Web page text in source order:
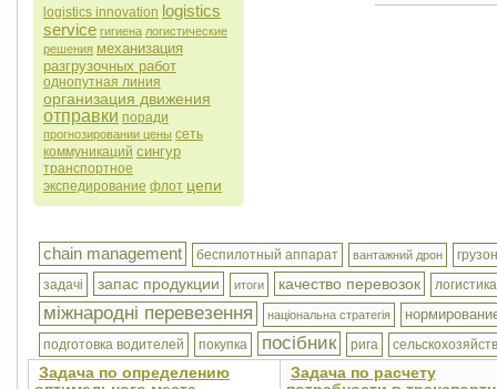
logistics innovation logistics
service гигиена логистические
решения механизация
разгрузочных работ
однопутная линия
организация движения
отправки поради
прогнозировании цены сеть
коммуникаций сингур
транспортное
экспедирование флот цепи
chain management беспилотный аппарат вантажний дрон
задачі
запас продукции итоги качество перевозок
міжнародні перевезення національна стратегія
подготовка водителей покупка посібник рига
Задача по определению
Задача по расчету